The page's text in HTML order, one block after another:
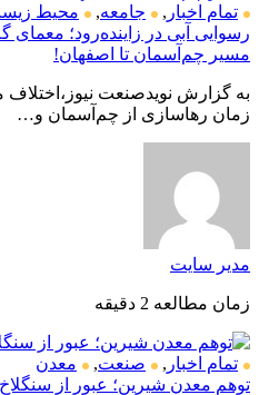
تمام اخبار , جامعه,
محیط
مسیر چم‌آسمان تا اصفهان!
به گزارش نویدصنعت نیوز،اختلاف
زمان رهاسازی از چم‌آسمان و…
مدیر سایت
زمان مطالعه 2 دقیقه
تمام اخبار , صنعت,
معدن
توهم معدن شیرین؛ عبور از